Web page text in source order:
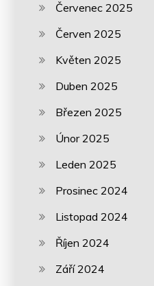
Červenec 2025
Červen 2025
Květen 2025
Duben 2025
Březen 2025
Únor 2025
Leden 2025
Prosinec 2024
Listopad 2024
Říjen 2024
Září 2024